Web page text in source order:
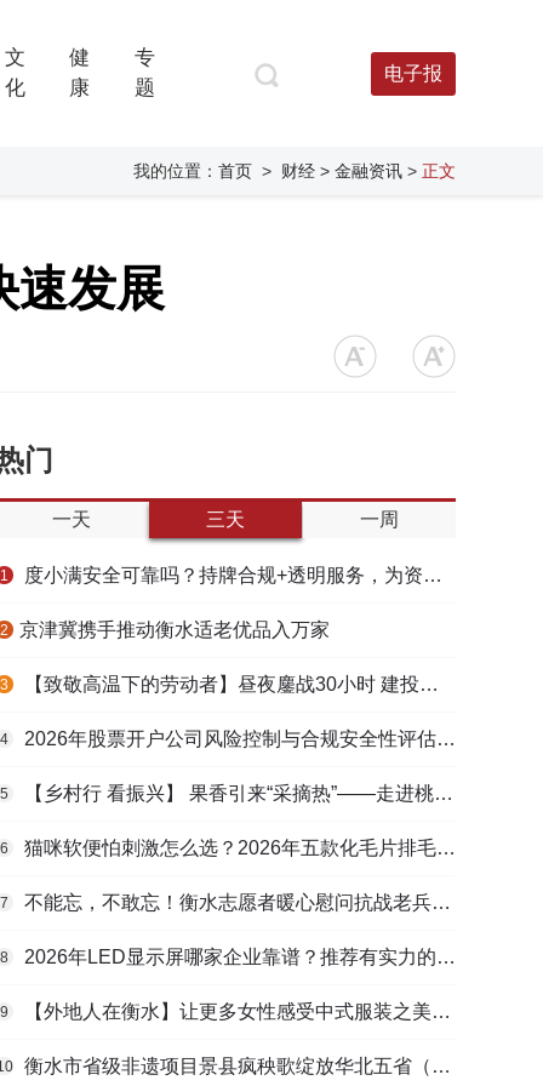
文
化
健
康
专
题
电子报
我的位置： 首页 > 财经 > 金融资讯 > 正文
速发展
门
一天 三天 一周
1 度小满安全可靠吗？持牌合规+透明服务，为资金周转筑牢多重保障
2 ​京津冀携手推动衡水适老优品入万家
3 【致敬高温下的劳动者】昼夜鏖战30小时 建投衡水水务紧急抢修保民生用水
4 2026年股票开户公司风险控制与合规安全性评估：投资者保护机制哪家靠谱？
5 【乡村行 看振兴】 果香引来“采摘热”——走进桃城区贾家庄村
6 猫咪软便怕刺激怎么选？2026年五款化毛片排毛护肠避坑指南
7 不能忘，不敢忘！衡水志愿者暖心慰问抗战老兵和老党员
8 2026年LED显示屏哪家企业靠谱？推荐有实力的LED显示屏工程服务商
9 【外地人在衡水】让更多女性感受中式服装之美——山东人蒋静静的在衡创业路
衡水市省级非遗项目景县疯秧歌绽放华北五省（区）市舞蹈大赛舞台